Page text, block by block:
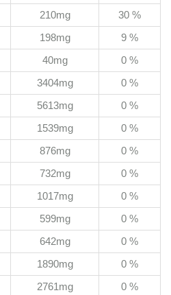
210mg
30 %
198mg
9 %
40mg
0 %
3404mg
0 %
5613mg
0 %
1539mg
0 %
876mg
0 %
732mg
0 %
1017mg
0 %
599mg
0 %
642mg
0 %
1890mg
0 %
2761mg
0 %